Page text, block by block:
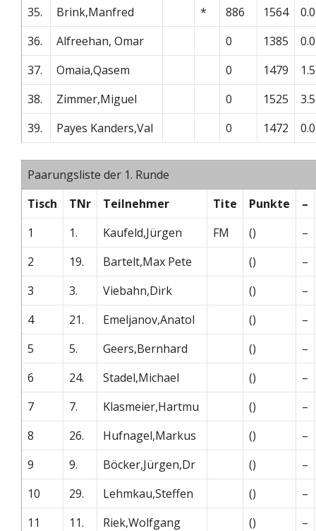
35.
Brink,Manfred * 886 1564
0.0
36.
Alfreehan, Omar 0 1385
0.0
37.
Omaia,Qasem 0 1479
1.5
38.
Zimmer,Miguel 0 1525
3.5
39.
Payes Kanders,Val 0 1472 0.0
Paarungsliste der 1. Runde
Tisch
TNr Teilnehmer Tite Punkte
–
1
1. Kaufeld,Jürgen FM ()
–
2
19. Bartelt,Max Pete ()
–
3
3. Viebahn,Dirk ()
–
4
21. Emeljanov,Anatol ()
–
5
5. Geers,Bernhard ()
–
6
24. Stadel,Michael ()
–
7
7. Klasmeier,Hartmu ()
–
8
26. Hufnagel,Markus ()
–
9
9. Böcker,Jürgen,Dr ()
–
10
29. Lehmkau,Steffen ()
–
11
11. Riek,Wolfgang ()
–